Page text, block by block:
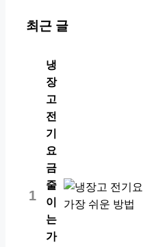
최근 글
1
냉
장
고
전
기
요
금
줄
이
는
가